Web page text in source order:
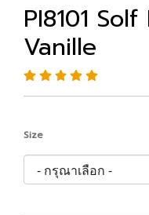
PI8101
Vanille
Size